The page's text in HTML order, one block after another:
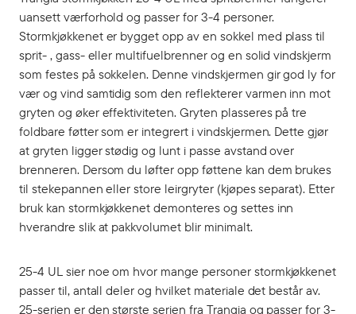
uansett værforhold og passer for 3-4 personer.
Stormkjøkkenet er bygget opp av en sokkel med plass til
sprit- , gass- eller multifuelbrenner og en solid vindskjerm
som festes på sokkelen. Denne vindskjermen gir god ly for
vær og vind samtidig som den reflekterer varmen inn mot
gryten og øker effektiviteten. Gryten plasseres på tre
foldbare føtter som er integrert i vindskjermen. Dette gjør
at gryten ligger stødig og lunt i passe avstand over
brenneren. Dersom du løfter opp føttene kan dem brukes
til stekepannen eller store leirgryter (kjøpes separat). Etter
bruk kan stormkjøkkenet demonteres og settes inn
hverandre slik at pakkvolumet blir minimalt.
25-4 UL sier noe om hvor mange personer stormkjøkkenet
passer til, antall deler og hvilket materiale det består av.
25-serien er den største serien fra Trangia og passer for 3-